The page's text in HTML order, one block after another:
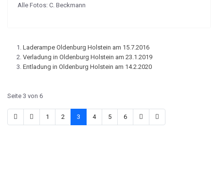
Alle Fotos: C. Beckmann
Laderampe Oldenburg Holstein am 15.7.2016
Verladung in Oldenburg Holstein am 23.1.2019
Entladung in Oldenburg Holstein am 14.2.2020
Seite 3 von 6
1 2 3 4 5 6